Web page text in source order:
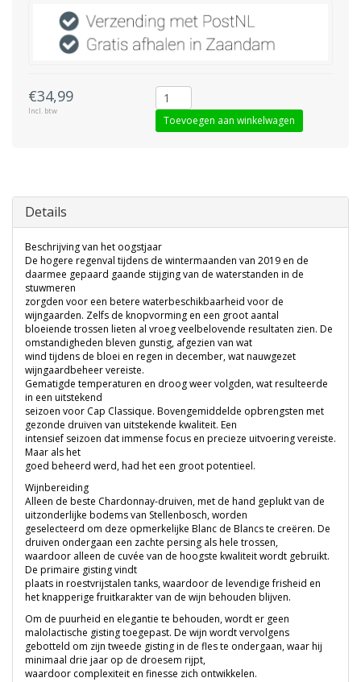
€34,99
Incl. btw
Toevoegen aan winkelwagen
Details
Beschrijving van het oogstjaar
De hogere regenval tijdens de wintermaanden van 2019 en de
daarmee gepaard gaande stijging van de waterstanden in de
stuwmeren
zorgden voor een betere waterbeschikbaarheid voor de
wijngaarden. Zelfs de knopvorming en een groot aantal
bloeiende trossen lieten al vroeg veelbelovende resultaten zien. De
omstandigheden bleven gunstig, afgezien van wat
wind tijdens de bloei en regen in december, wat nauwgezet
wijngaardbeheer vereiste.
Gematigde temperaturen en droog weer volgden, wat resulteerde
in een uitstekend
seizoen voor Cap Classique. Bovengemiddelde opbrengsten met
gezonde druiven van uitstekende kwaliteit. Een
intensief seizoen dat immense focus en precieze uitvoering vereiste.
Maar als het
goed beheerd werd, had het een groot potentieel.
Wijnbereiding
Alleen de beste Chardonnay-druiven, met de hand geplukt van de
uitzonderlijke bodems van Stellenbosch, worden
geselecteerd om deze opmerkelijke Blanc de Blancs te creëren. De
druiven ondergaan een zachte persing als hele trossen,
waardoor alleen de cuvée van de hoogste kwaliteit wordt gebruikt.
De primaire gisting vindt
plaats in roestvrijstalen tanks, waardoor de levendige frisheid en
het knapperige fruitkarakter van de wijn behouden blijven.
Om de puurheid en elegantie te behouden, wordt er geen
malolactische gisting toegepast. De wijn wordt vervolgens
gebotteld om zijn tweede gisting in de fles te ondergaan, waar hij
minimaal drie jaar op de droesem rijpt,
waardoor complexiteit en finesse zich ontwikkelen.